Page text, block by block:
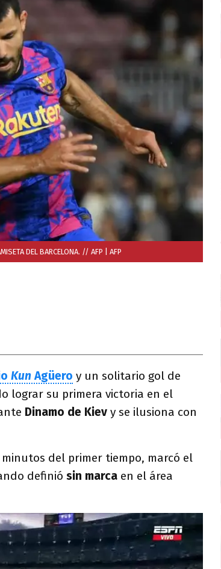
DEL BARCELONA. // AFP | AFP
KunAgüero y un solitario gol de
lograr su primera victoria en el
Dinamo de Kiev y se ilusiona con
minutos del primer tiempo, marcó el
definió sin marca en el área